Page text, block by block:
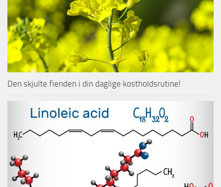
Den skjulte fienden i din daglige kostholdsrutine!